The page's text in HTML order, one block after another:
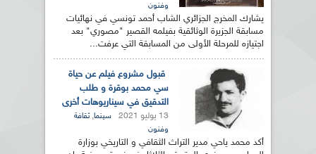
وفنون
يشارك المخرج الجزائري الشاب أحمد تونسي في نهائيات
مسابقة الجزيرة الوثائقية بفيلمه القصير "مصوري" بعد
اجتيازه للمرحلة الأولى من المسابقة التي عرفت...
قبول مشروع فيلم عن حياة
سي محمد بوقرة و طلب
التدقيق في سيناريوهات أخرى
13 يوليو 2021 سينما,ثقافة
وفنون
أكد محمد ياحي مدير التراث الثقافي و التاريخي بوزارة